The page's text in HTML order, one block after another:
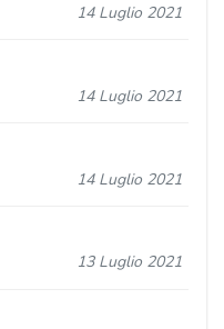
14 Luglio 2021
14 Luglio 2021
14 Luglio 2021
13 Luglio 2021